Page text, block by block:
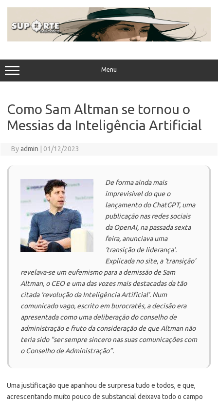
Menu
Como Sam Altman se tornou o
Messias da Inteligência Artificial
Byadmin 01/12/2023
De forma ainda mais
imprevisível do que o
lançamento do ChatGPT, uma
publicação nas redes sociais
daOpenAI, na passada sexta
feira, anunciava uma
‘transição de liderança’.
Explicada no site, a ‘transição’
revelava-se um eufemismo para a demissão de Sam
Altman, o CEO e uma das vozes mais destacadas da tão
citada ‘revolução da Inteligência Artificial’. Num
comunicado vago, escrito em burocratês, a decisão era
apresentada como uma deliberação do conselho de
administração e fruto da consideração de que Altman não
teria sido “ser sempre sincero nas suas comunicações com
o Conselho de Administração”.
Uma justificação que apanhou de surpresa tudo e todos, e que,
acrescentando muito pouco de substancial deixava todo o campo